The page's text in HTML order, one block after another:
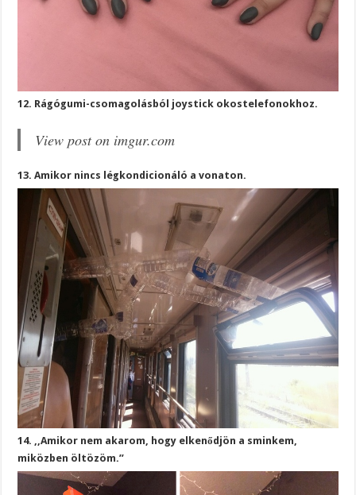
12. Rágógumi-csomagolásból joystick okostelefonokhoz.
View post on imgur.com
13. Amikor nincs légkondicionáló a vonaton.
14. ,,Amikor nem akarom, hogy elkenődjön a sminkem,
miközben öltözöm.”